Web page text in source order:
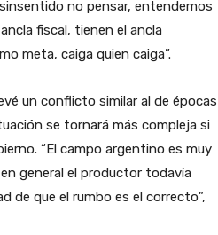
no pensar, entendemos
fiscal, tienen el ancla
meta, caiga quien caiga”.
un conflicto similar al de épocas
se tornará más compleja si
“El campo argentino es muy
general el productor todavía
de que el rumbo es el correcto”,